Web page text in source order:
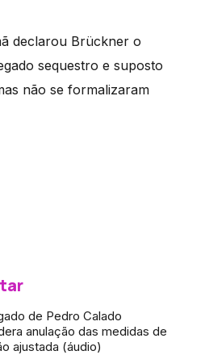
declarou Brückner o
sequestro e suposto
não se formalizaram
de Pedro Calado
anulação das medidas de
ajustada (áudio)